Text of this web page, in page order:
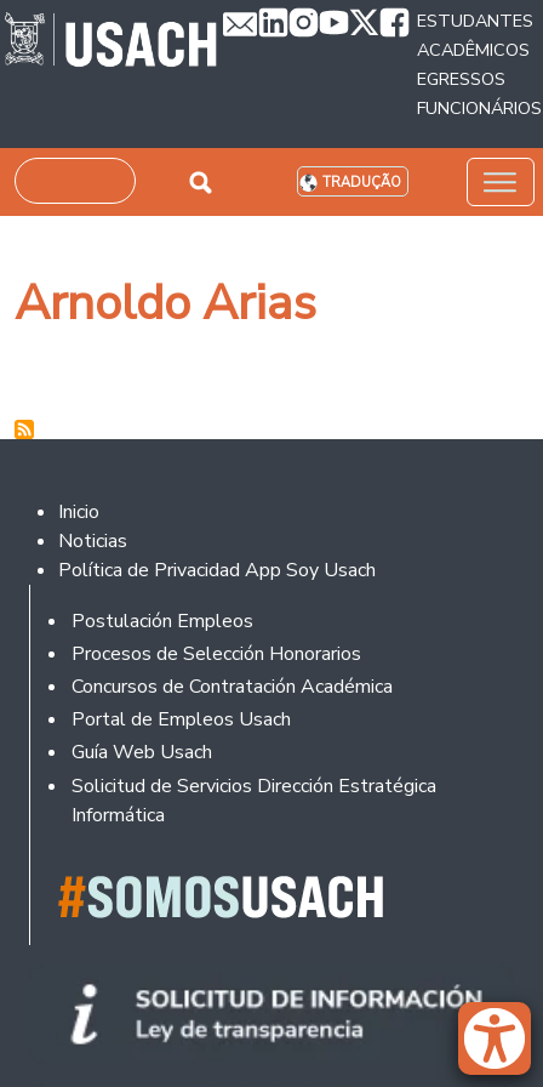
Passar para o conteúdo principal
ESTUDANTES
ACADÊMICOS
EGRESSOS
FUNCIONÁRIOS
Pesquisar TRADUÇÃO
Arnoldo Arias
Footer 2
Inicio
Noticias
Política de Privacidad App Soy Usach
Rodapé
Postulación Empleos
Procesos de Selección Honorarios
Concursos de Contratación Académica
Portal de Empleos Usach
Guía Web Usach
Solicitud de Servicios Dirección Estratégica
Informática